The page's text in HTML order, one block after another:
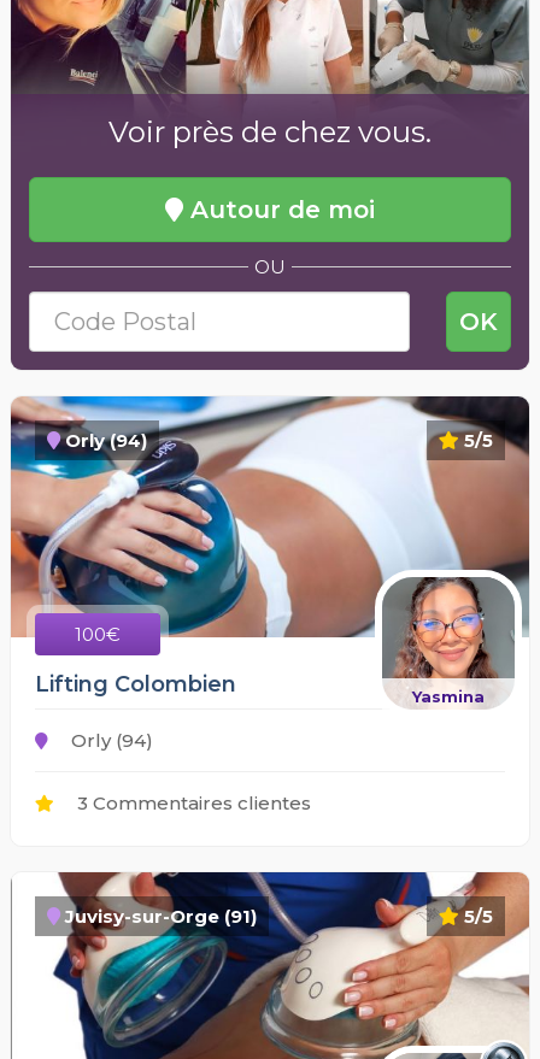
Voir près de chez vous.
Autour de moi
OU
OK
5/5
Orly (94)
100€
Yasmina
Lifting Colombien
Orly (94)
3 Commentaires clientes
5/5
Juvisy-sur-Orge (91)